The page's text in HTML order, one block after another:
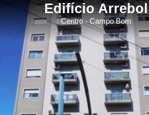
Edifício Arrebol
Centro - Campo Bom